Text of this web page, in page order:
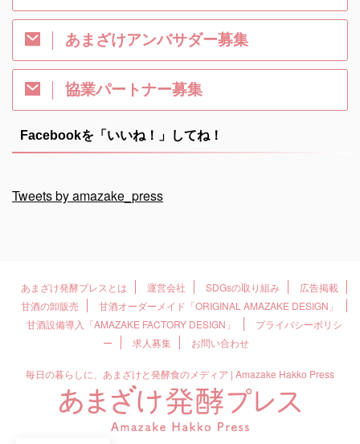
あまざけアンバサダー募集
協業パートナー募集
Facebookを「いいね！」してね！
Tweets by amazake_press
あまざけ発酵プレスとは 運営会社 SDGsの取り組み
広告掲載
甘酒の卸販売
甘酒オーダーメイド「ORIGINAL AMAZAKE DESIGN」
甘酒設備導入「AMAZAKE FACTORY DESIGN」
プライバシーポリシ
ー
求人募集 お問い合わせ
毎日の暮らしに、あまざけと発酵食のメディア | Amazake Hakko Press